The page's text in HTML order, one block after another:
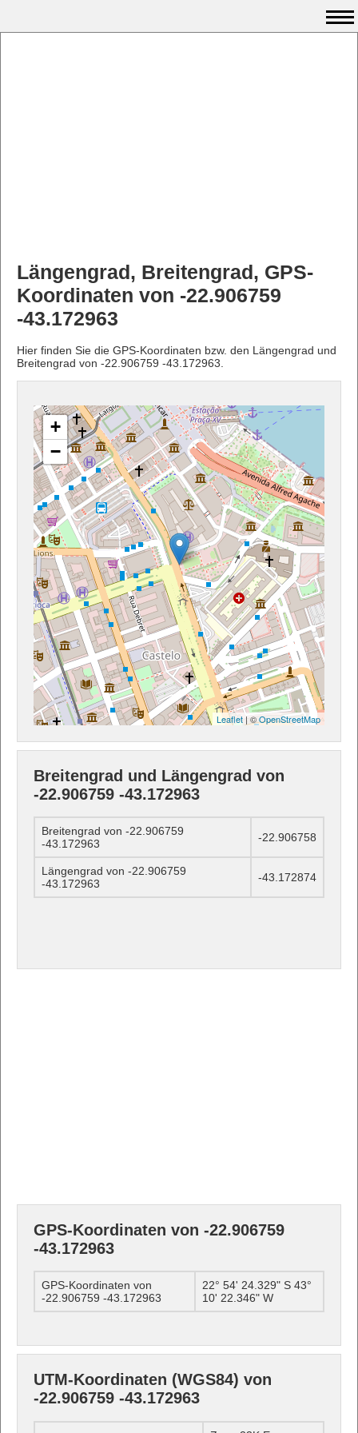
Längengrad, Breitengrad, GPS-
Koordinaten von -22.906759
-43.172963
Hier finden Sie die GPS-Koordinaten bzw. den Längengrad und
Breitengrad von -22.906759 -43.172963.
+
−
Leaflet| ©OpenStreetMap
Breitengrad und Längengrad von
-22.906759 -43.172963
Breitengrad von -22.906759
-43.172963
-22.906758
Längengrad von -22.906759
-43.172963
-43.172874
GPS-Koordinaten von -22.906759
-43.172963
GPS-Koordinaten von
-22.906759 -43.172963
22° 54' 24.329" S 43°
10' 22.346" W
UTM-Koordinaten (WGS84) von
-22.906759 -43.172963